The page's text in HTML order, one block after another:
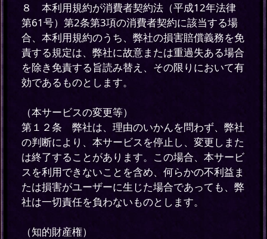
８ 本利用規約が消費者契約法（平成12年法律
第61号）第2条第3項の消費者契約に該当する場
合、本利用規約のうち、弊社の損害賠償義務を免
責する規定は、弊社に故意または重過失ある場合
を除き免責する旨読み替え、その限りにおいて有
効であるものとします。
（本サービスの変更等）
第１２条 弊社は、理由のいかんを問わず、弊社
の判断により、本サービスを停止し、変更しまた
は終了することがあります。この場合、本サービ
スを利用できないことを含め、何らかの不利益ま
たは損害がユーザーに生じた場合であっても、弊
社は一切責任を負わないものとします。
（知的財産権）